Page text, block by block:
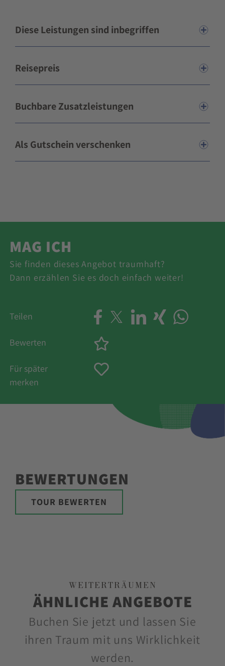
Diese Leistungen sind inbegriffen
Reisepreis
Buchbare Zusatzleistungen
Als Gutschein verschenken
MAG ICH
Sie finden dieses Angebot traumhaft?
Dann erzählen Sie es doch einfach weiter!
Teilen
Bewerten
Für später
merken
BEWERTUNGEN
TOUR BEWERTEN
WEITERTRÄUMEN
ÄHNLICHE ANGEBOTE
Buchen Sie jetzt und lassen Sie
ihren Traum mit uns Wirklichkeit
werden.